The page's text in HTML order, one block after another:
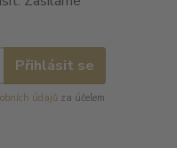
Přihlásit se
údajů za účelem